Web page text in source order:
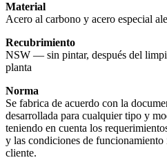
Material
Acero al carbono y acero especial
Recubrimiento
NSW — sin pintar, después del
planta
Norma
Se fabrica de acuerdo con la
desarrollada para cualquier tipo y
teniendo en cuenta los
y las condiciones de funcionamiento
cliente.